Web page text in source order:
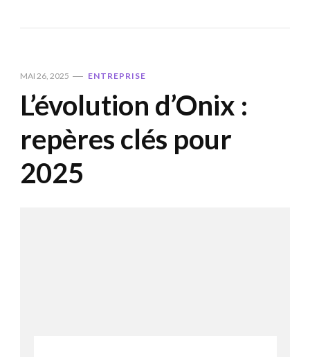
MAI 26, 2025 ENTREPRISE
L’évolution d’Onix :
repères clés pour
2025